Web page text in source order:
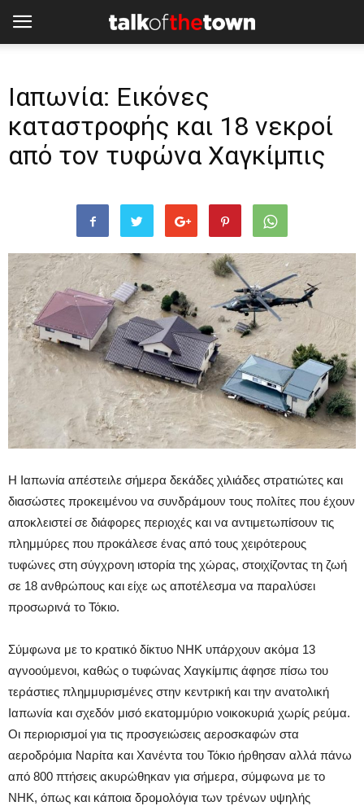
Ιαπωνία: Εικόνες
καταστροφής και 18 νεκροί
από τον τυφώνα Χαγκίμπις
Η Ιαπωνία απέστειλε σήμερα δεκάδες χιλιάδες στρατιώτες και
διασώστες προκειμένου να συνδράμουν τους πολίτες που έχουν
αποκλειστεί σε διάφορες περιοχές και να αντιμετωπίσουν τις
πλημμύρες που προκάλεσε ένας από τους χειρότερους
τυφώνες στη σύγχρονη ιστορία της χώρας, στοιχίζοντας τη ζωή
σε 18 ανθρώπους και είχε ως αποτέλεσμα να παραλύσει
προσωρινά το Τόκιο.
Σύμφωνα με το κρατικό δίκτυο NHK υπάρχουν ακόμα 13
αγνοούμενοι, καθώς ο τυφώνας Χαγκίμπις άφησε πίσω του
τεράστιες πλημμυρισμένες στην κεντρική και την ανατολική
Ιαπωνία και σχεδόν μισό εκατομμύριο νοικοκυριά χωρίς ρεύμα.
Οι περιορισμοί για τις προσγειώσεις αεροσκαφών στα
αεροδρόμια Ναρίτα και Χανέντα του Τόκιο ήρθησαν αλλά πάνω
από 800 πτήσεις ακυρώθηκαν για σήμερα, σύμφωνα με το
NHK, όπως και κάποια δρομολόγια των τρένων υψηλής